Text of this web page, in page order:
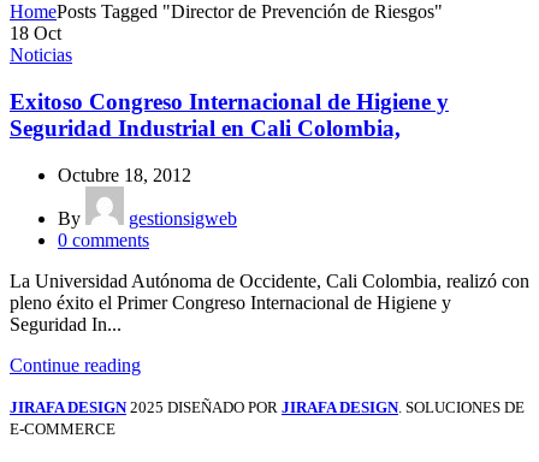
HomePosts Tagged "Director de Prevención de Riesgos"
18 Oct
Noticias
Exitoso Congreso Internacional de Higiene y
Seguridad Industrial en Cali Colombia,
Octubre 18, 2012
By
gestionsigweb
0 comments
La Universidad Autónoma de Occidente, Cali Colombia, realizó con
pleno éxito el Primer Congreso Internacional de Higiene y
Seguridad In...
Continue reading
JIRAFA DESIGN 2025 DISEÑADO POR JIRAFA DESIGN. SOLUCIONES DE
E-COMMERCE